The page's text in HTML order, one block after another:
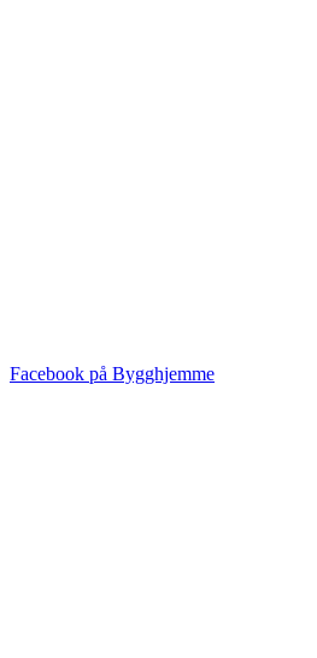
Facebook på Bygghjemme